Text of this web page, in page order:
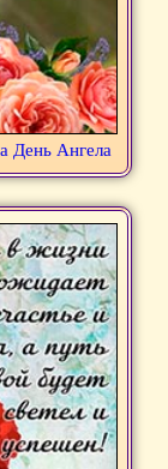
День Ангела